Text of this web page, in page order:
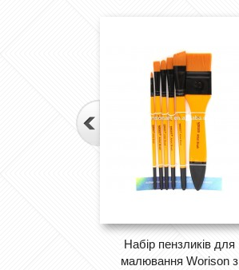
Набір пензликів для
малювання Worison з